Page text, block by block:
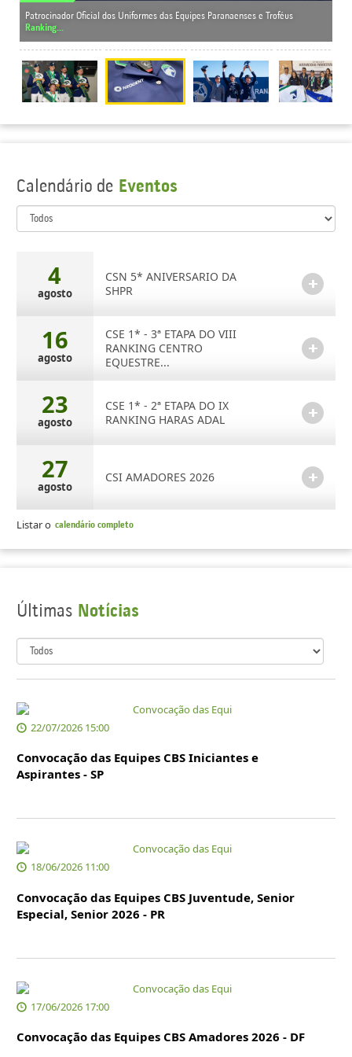
Patrocinador Oficial dos Uniformes das Equipes Paranaenses e Troféus
Ranking...
Calendário de Eventos
4
agosto
CSN 5* ANIVERSARIO DA
SHPR
16
agosto
CSE 1* - 3ª ETAPA DO VIII
RANKING CENTRO
EQUESTRE...
23
agosto
CSE 1* - 2ª ETAPA DO IX
RANKING HARAS ADAL
27
agosto
CSI AMADORES 2026
Listar o calendário completo
Últimas Notícias
22/07/2026 15:00
Convocação das Equipes CBS Iniciantes e
Aspirantes - SP
18/06/2026 11:00
Convocação das Equipes CBS Juventude, Senior
Especial, Senior 2026 - PR
17/06/2026 17:00
Convocação das Equipes CBS Amadores 2026 - DF